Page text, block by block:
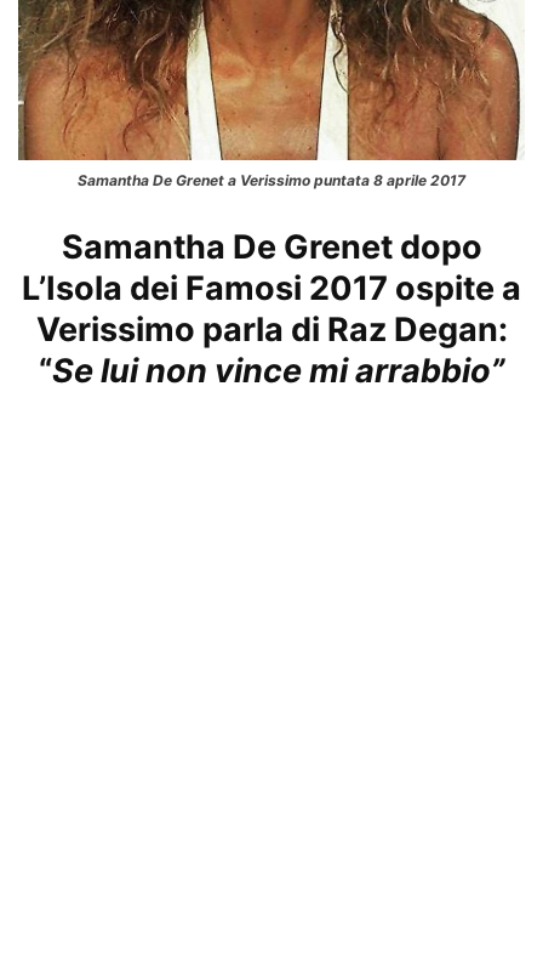
Samantha De Grenet a Verissimo puntata 8 aprile 2017
Samantha De Grenet dopo
L’Isola dei Famosi 2017 ospite a
Verissimo parla di Raz Degan:
“Se lui non vince mi arrabbio”